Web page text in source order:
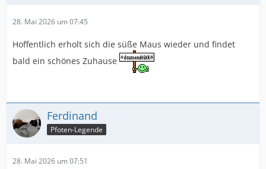
28. Mai 2026 um 07:45
Hoffentlich erholt sich die süße Maus wieder und findet
bald ein schönes Zuhause
Ferdinand
Pfoten-Legende
28. Mai 2026 um 07:51